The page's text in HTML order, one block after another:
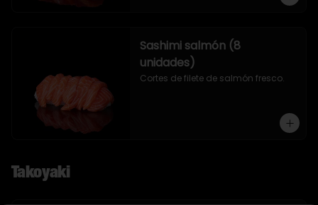
Sashimi salmón (8
unidades)
Cortes de filete de salmón fresco.
Takoyaki